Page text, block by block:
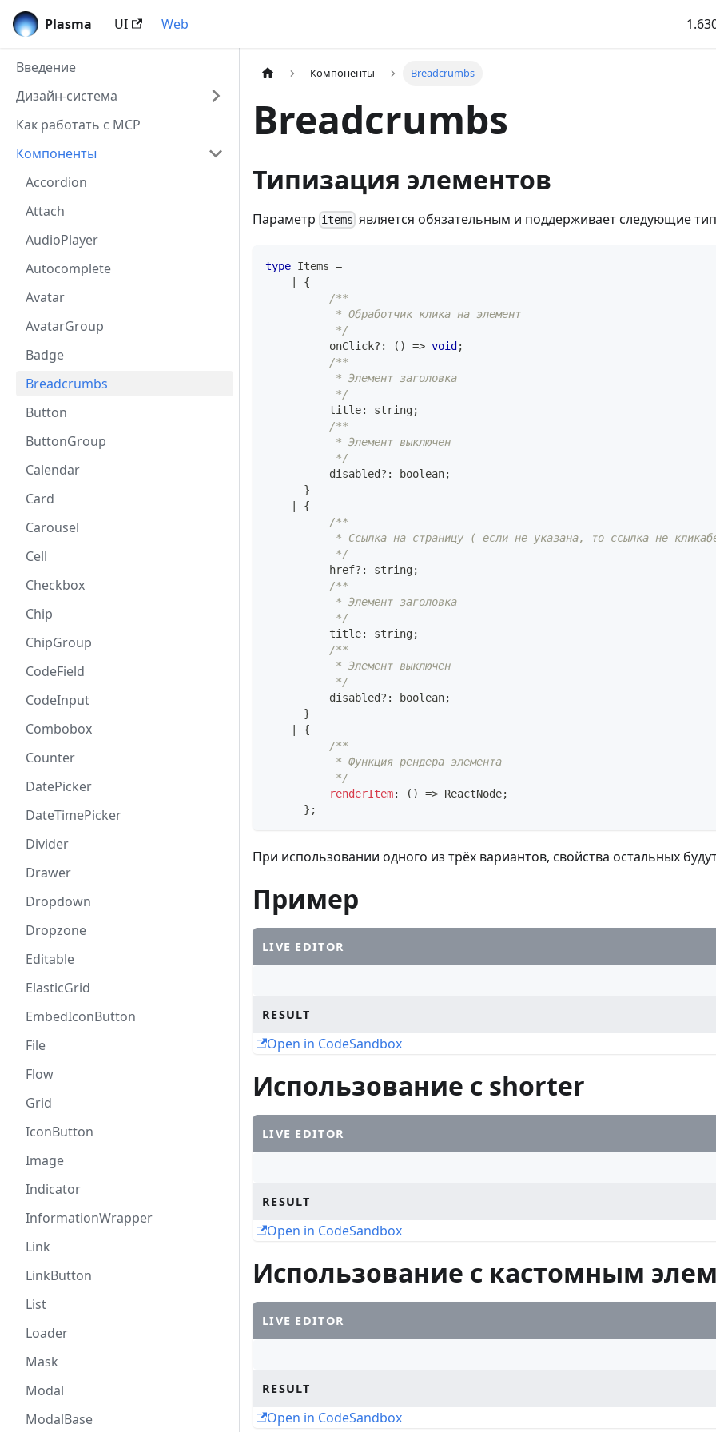
Plasma UI Web
Введение
Дизайн-система
Как работать с MCP
Компоненты
Accordion
Attach
AudioPlayer
Autocomplete
Avatar
AvatarGroup
Badge
Breadcrumbs
Button
ButtonGroup
Calendar
Card
Carousel
Cell
Checkbox
Chip
ChipGroup
CodeField
CodeInput
Combobox
Counter
DatePicker
DateTimePicker
Divider
Drawer
Dropdown
Dropzone
Editable
ElasticGrid
EmbedIconButton
File
Flow
Grid
IconButton
Image
Indicator
InformationWrapper
Link
LinkButton
List
Loader
Mask
Modal
ModalBase
Компоненты Breadcrumbs
Breadcrumbs
Типизация элементов
Параметр items является обязательным и поддерживает следующие
type Items =
{
/**
           * Обработчик клика на элемент
           */
          onClick
? : ( ) => void ;
/**
           * Элемент заголовка
           */
          title
: string;
/**
           * Элемент выключен
           */
          disabled
? : boolean;
}
{
/**
* Ссылка на страницу ( если не указана, то ссылка не
           */
          href
? : string;
/**
           * Элемент заголовка
           */
          title
: string;
/**
           * Элемент выключен
           */
          disabled
? : boolean;
}
{
/**
           * Функция рендера элемента
           */
renderItem: ( ) => ReactNode;
} ;
При использовании одного из трёх вариантов, свойства остальных
Пример
LIVE EDITOR
RESULT
Open in CodeSandbox
Использование с shorter
LIVE EDITOR
RESULT
Open in CodeSandbox
Использование с кастомным
LIVE EDITOR
RESULT
Open in CodeSandbox